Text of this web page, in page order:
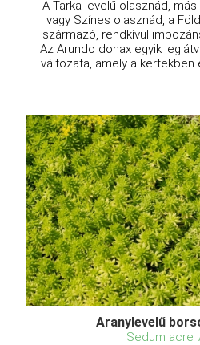
A Tarka levelű olasznád,
vagy Színes olasznád, a
származó, rendkívül
Az Arundo donax egyik
változata, amely a kertekben
Aranylevelű
Sedum acre